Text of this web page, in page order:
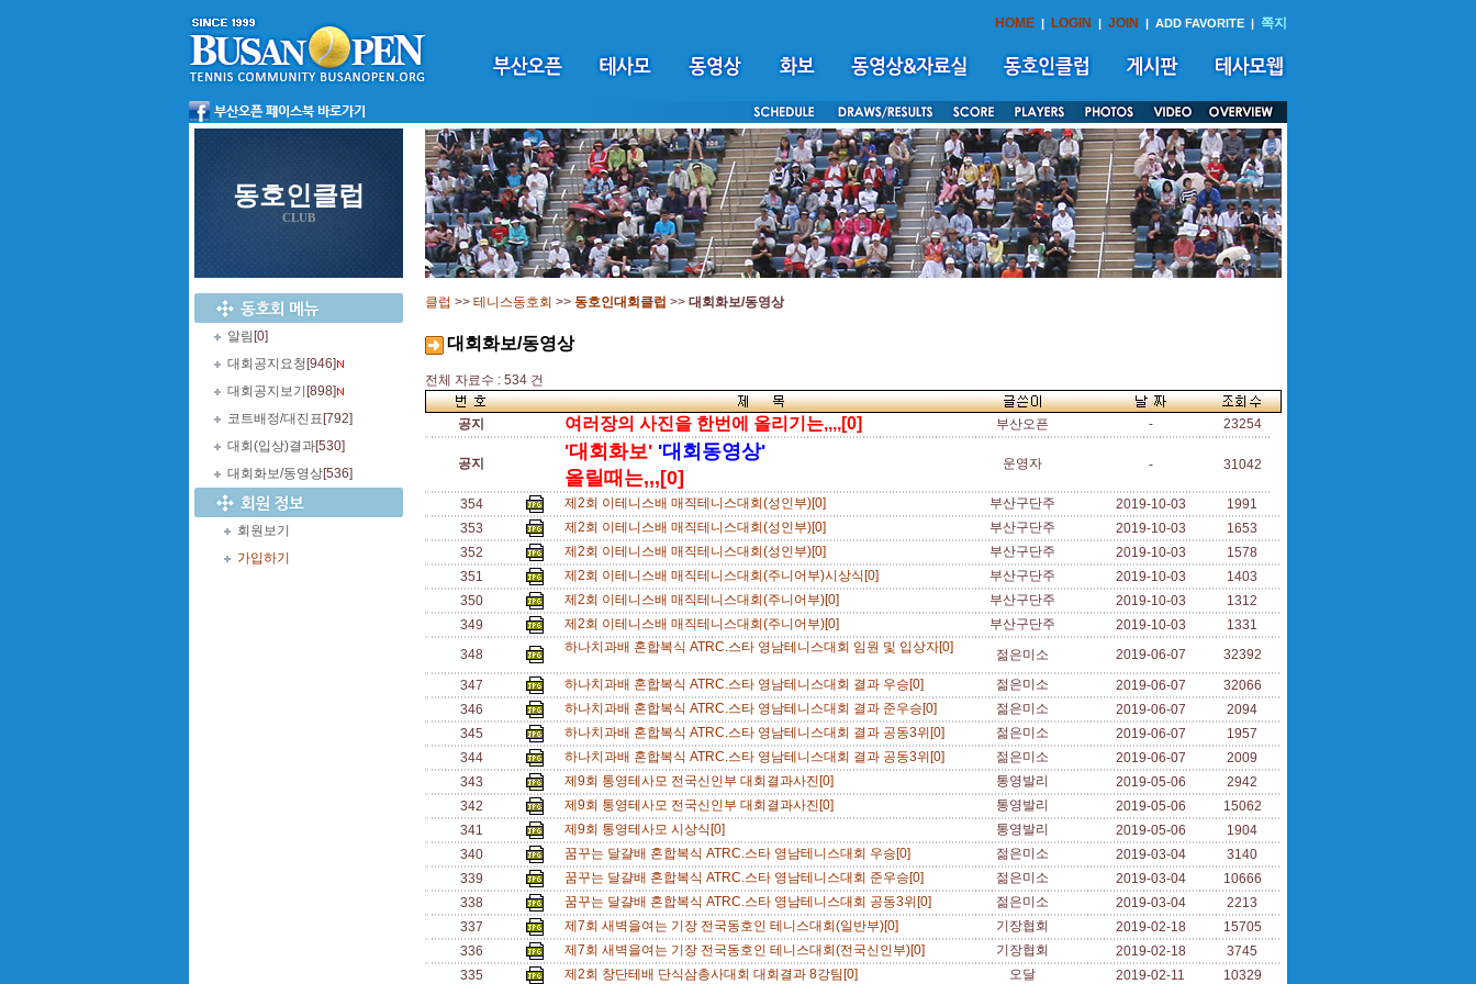
HOME | LOGIN | JOIN | ADD FAVORITE | 쪽지
동호인클럽
CLUB
알림 [0]
대회공지요청 [946]
대회공지보기 [898]
코트배정/대진표 [792]
대회(입상)결과[530]
대회화보/동영상[536]
회원보기
가입하기
클럽 >> 테니스동호회 >> 동호인대회클럽 >> 대회화보/동영상
대회화보/동영상
전체 자료수 : 534 건
공지 여러장의 사진을 한번에 올리기는,,,,[0] 부산오픈 - 23254
공지
'대회화보' '대회동영상'
올릴때는,,,[0]
운영자 - 31042
354 제2회 이테니스배 매직테니스대회(성인부)[0] 부산구단주 2019-10-03
1991
353
제2회 이테니스배 매직테니스대회(성인부)[0] 부산구단주 2019-10-03
1653
352
제2회 이테니스배 매직테니스대회(성인부)[0] 부산구단주 2019-10-03
1578
351
제2회 이테니스배 매직테니스대회(주니어부)시상식[0] 부산구단주 2019-10-03
1403
350
제2회 이테니스배 매직테니스대회(주니어부)[0] 부산구단주 2019-10-03
1312
349
제2회 이테니스배 매직테니스대회(주니어부)[0] 부산구단주 2019-10-03
1331
348
하나치과배 혼합복식 ATRC.스타 영남테니스대회 임원 및 입상자[0] 젊은미소 2019-06-07
32392
347
하나치과배 혼합복식 ATRC.스타 영남테니스대회 결과 우승[0] 젊은미소 2019-06-07
32066
346
하나치과배 혼합복식 ATRC.스타 영남테니스대회 결과 준우승[0] 젊은미소 2019-06-07
2094
345
하나치과배 혼합복식 ATRC.스타 영남테니스대회 결과 공동3위[0] 젊은미소 2019-06-07
1957
344
하나치과배 혼합복식 ATRC.스타 영남테니스대회 결과 공동3위[0] 젊은미소 2019-06-07
2009
343
제9회 통영테사모 전국신인부 대회결과사진[0] 통영발리 2019-05-06
2942
342
제9회 통영테사모 전국신인부 대회결과사진[0] 통영발리 2019-05-06
15062
341
제9회 통영테사모 시상식[0] 통영발리 2019-05-06
1904
340
꿈꾸는 달걀배 혼합복식 ATRC.스타 영남테니스대회 우승[0] 젊은미소 2019-03-04
3140
339
꿈꾸는 달걀배 혼합복식 ATRC.스타 영남테니스대회 준우승[0] 젊은미소 2019-03-04
10666
338
꿈꾸는 달걀배 혼합복식 ATRC.스타 영남테니스대회 공동3위[0] 젊은미소 2019-03-04
2213
337
제7회 새벽을여는 기장 전국동호인 테니스대회(일반부)[0] 기장협회 2019-02-18
15705
336
제7회 새벽을여는 기장 전국동호인 테니스대회(전국신인부)[0] 기장협회 2019-02-18
3745
335
제2회 창단테배 단식삼총사대회 대회결과 8강팀[0] 오달 2019-02-11 10329